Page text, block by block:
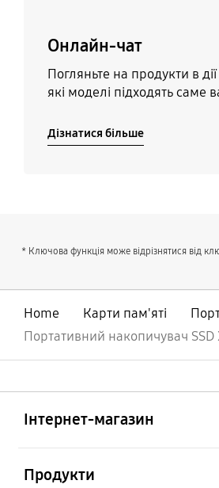
Онлайн-чат
Погляньте на продукти в
які моделі підходять саме
Дізнатися більше
* Ключова функція може відрізнятися від
Home Карти пам'яті
Портативний накопичувач SSD
Інтернет-магазин
Продукти